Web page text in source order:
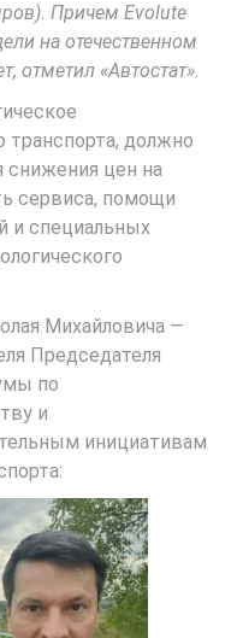
Причем Evolute
на отечественном
отметил «Автостат».
транспорта, должно
снижения цен на
сервиса, помощи
и специальных
Михайловича —
Председателя
по
и
инициативам